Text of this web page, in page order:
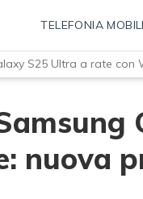
TELEFONIA
S25 Ultra a rate
nuova